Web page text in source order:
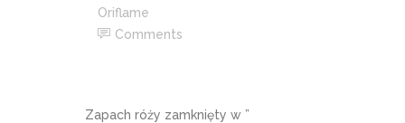
Oriflame
Comments
Zapach róży zamknięty w ”